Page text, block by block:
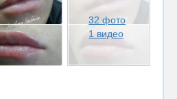
32 фото
1 видео